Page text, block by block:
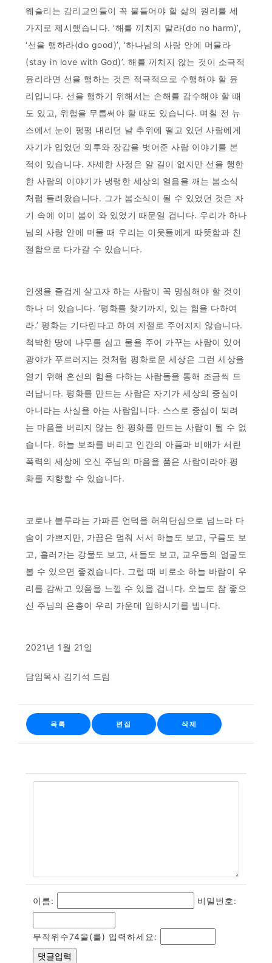
웨슬리는 감리교인들이 꼭 붙들어야 할 삶의 원리를 세
가지로 제시했습니다. ‘해를 끼치지 말라(do no harm)’,
‘선을 행하라(do good)’, ‘하나님의 사랑 안에 머물라
(stay in love with God)’. 해를 끼치지 않는 것이 소극적
윤리라면 선을 행하는 것은 적극적으로 수행해야 할 윤
리입니다. 선을 행하기 위해서는 손해를 감수해야 할 때
도 있고, 위험을 무릅써야 할 때도 있습니다. 며칠 전 뉴
스에서 눈이 펑펑 내리던 날 추위에 떨고 있던 사람에게
자기가 입었던 외투와 장갑을 벗어준 사람 이야기를 본
적이 있습니다. 자세한 사정은 알 길이 없지만 선을 행한
한 사람의 이야기가 냉랭한 세상의 얼음을 깨는 봄소식
처럼 들려왔습니다. 그가 봄소식이 될 수 있었던 것은 자
기 속에 이미 봄이 와 있었기 때문일 겁니다. 우리가 하나
님의 사랑 안에 머물 때 우리는 이웃들에게 따뜻함과 친
절함으로 다가갈 수 있습니다.
인생을 즐겁게 살고자 하는 사람이 꼭 명심해야 할 것이
하나 더 있습니다. ‘평화를 찾기까지, 있는 힘을 다하여
라.’ 평화는 기다린다고 하여 저절로 주어지지 않습니다.
척박한 땅에 나무를 심고 물을 주어 가꾸는 사람이 있어
광야가 푸르러지는 것처럼 평화로운 세상은 그런 세상을
열기 위해 혼신의 힘을 다하는 사람들을 통해 조금씩 드
러납니다. 평화를 만드는 사람은 자기가 세상의 중심이
아니라는 사실을 아는 사람입니다. 스스로 중심이 되려
는 마음을 버리지 않는 한 평화를 만드는 사람이 될 수 없
습니다. 하늘 보좌를 버리고 인간의 아픔과 비애가 서린
폭력의 세상에 오신 주님의 마음을 품은 사람이라야 평
화를 지향할 수 있습니다.
코로나 블루라는 가파른 언덕을 허위단심으로 넘느라 다
숨이 가쁘지만, 가끔은 멈춰 서서 하늘도 보고, 구름도 보
고, 흘러가는 강물도 보고, 새들도 보고, 교우들의 얼굴도
볼 수 있으면 좋겠습니다. 그럴 때 비로소 하늘 바람이 우
리를 감싸고 있음을 느낄 수 있을 겁니다. 오늘도 참 좋으
신 주님의 은총이 우리 가운데 임하시기를 빕니다.
2021년 1월 21일
담임목사 김기석 드림
목록 편집 삭제
이름: 비밀번호:
무작위수74을(를) 입력하세요: